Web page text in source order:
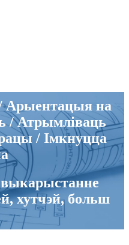
Арыентацыя на
/ Атрымліваць
/ Імкнуцца
хутчэй, больш